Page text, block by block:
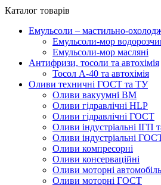
Каталог товарів
Емульсоли – мастильно-
Емульсоли-мор
Емульсоли-мор масляні
Антифризи, тосоли та автохімія
Тосол А-40 та автохімія
Оливи техничні ГОСТ та ТУ
Оливи вакуумні ВМ
Оливи гідравлічні HLP
Оливи гідравлічні ГОСТ
Оливи індустріальні ІГП
Оливи індустріальні
Оливи компресорні
Оливи консерваційні
Оливи моторні
Оливи моторні ГОСТ